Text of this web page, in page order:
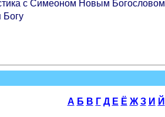
с Симеоном Новым Богословом
Богу
А Б В Г Д Е Ё Ж З И Й